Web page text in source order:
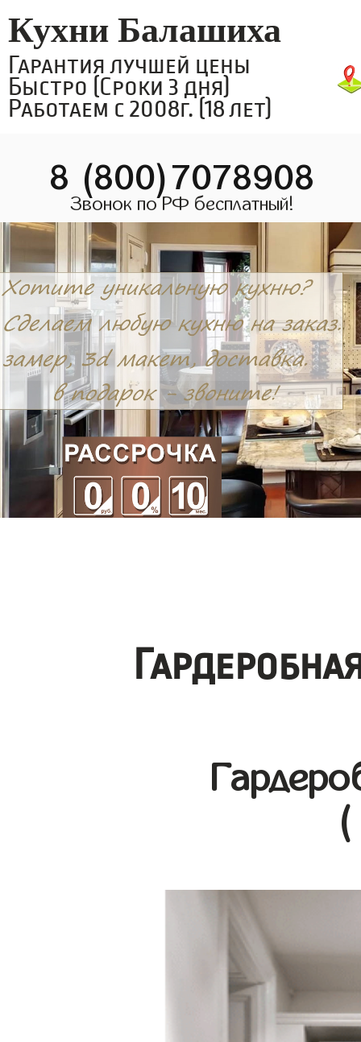
Кухни Балашиха
Гарантия лучшей цены
Быстро (Сроки 3 дня)
Работаем с 2008г. (18 лет)
8 (800)7078908
Звонок по РФ бесплатный!
(